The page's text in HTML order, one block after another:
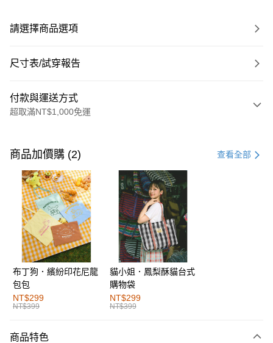
請選擇商品選項
尺寸表/試穿報告
付款與運送方式
超取滿NT$1,000免運
信用卡一次付款
購物金
超商取貨付款
LINE Pay
街口支付
運送方式
全家取貨付款
每筆NT$60，滿NT$1,000(含以上)免運費
付款後全家取貨
商品加價購 (2) 查看全部
布丁狗．繽紛印花尼龍
包包
NT$299
NT$399
貓小姐．鳳梨酥貓台式
購物袋
NT$299
NT$399
商品特色